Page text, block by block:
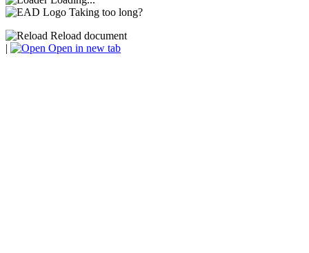
Taking too long?
Reload document
|
Open in new tab